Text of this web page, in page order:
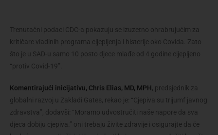
Trenutačni podaci CDC-a pokazuju se izuzetno ohrabrujućim za
kritičare vladinih programa cijepljenja i histerije oko Covida. Zato
što je u SAD-u samo 10 posto djece mlađe od 4 godine cijepljeno
“protiv Covid-19”.
Komentirajući inicijativu, Chris Elias, MD, MPH, predsjednik za
globalni razvoj u Zakladi Gates, rekao je: “Cjepiva su trijumf javnog
zdravstva”, dodavši: “Moramo udvostručiti naše napore da sva
djeca dobiju cjepiva.” oni trebaju živite zdravije i osigurajte da će